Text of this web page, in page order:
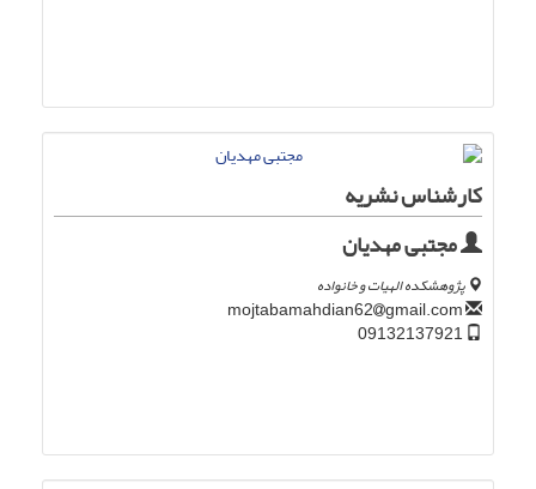
کارشناس نشریه
مجتبی مهدیان
پژوهشکده الهیات و خانواده
gmail.com